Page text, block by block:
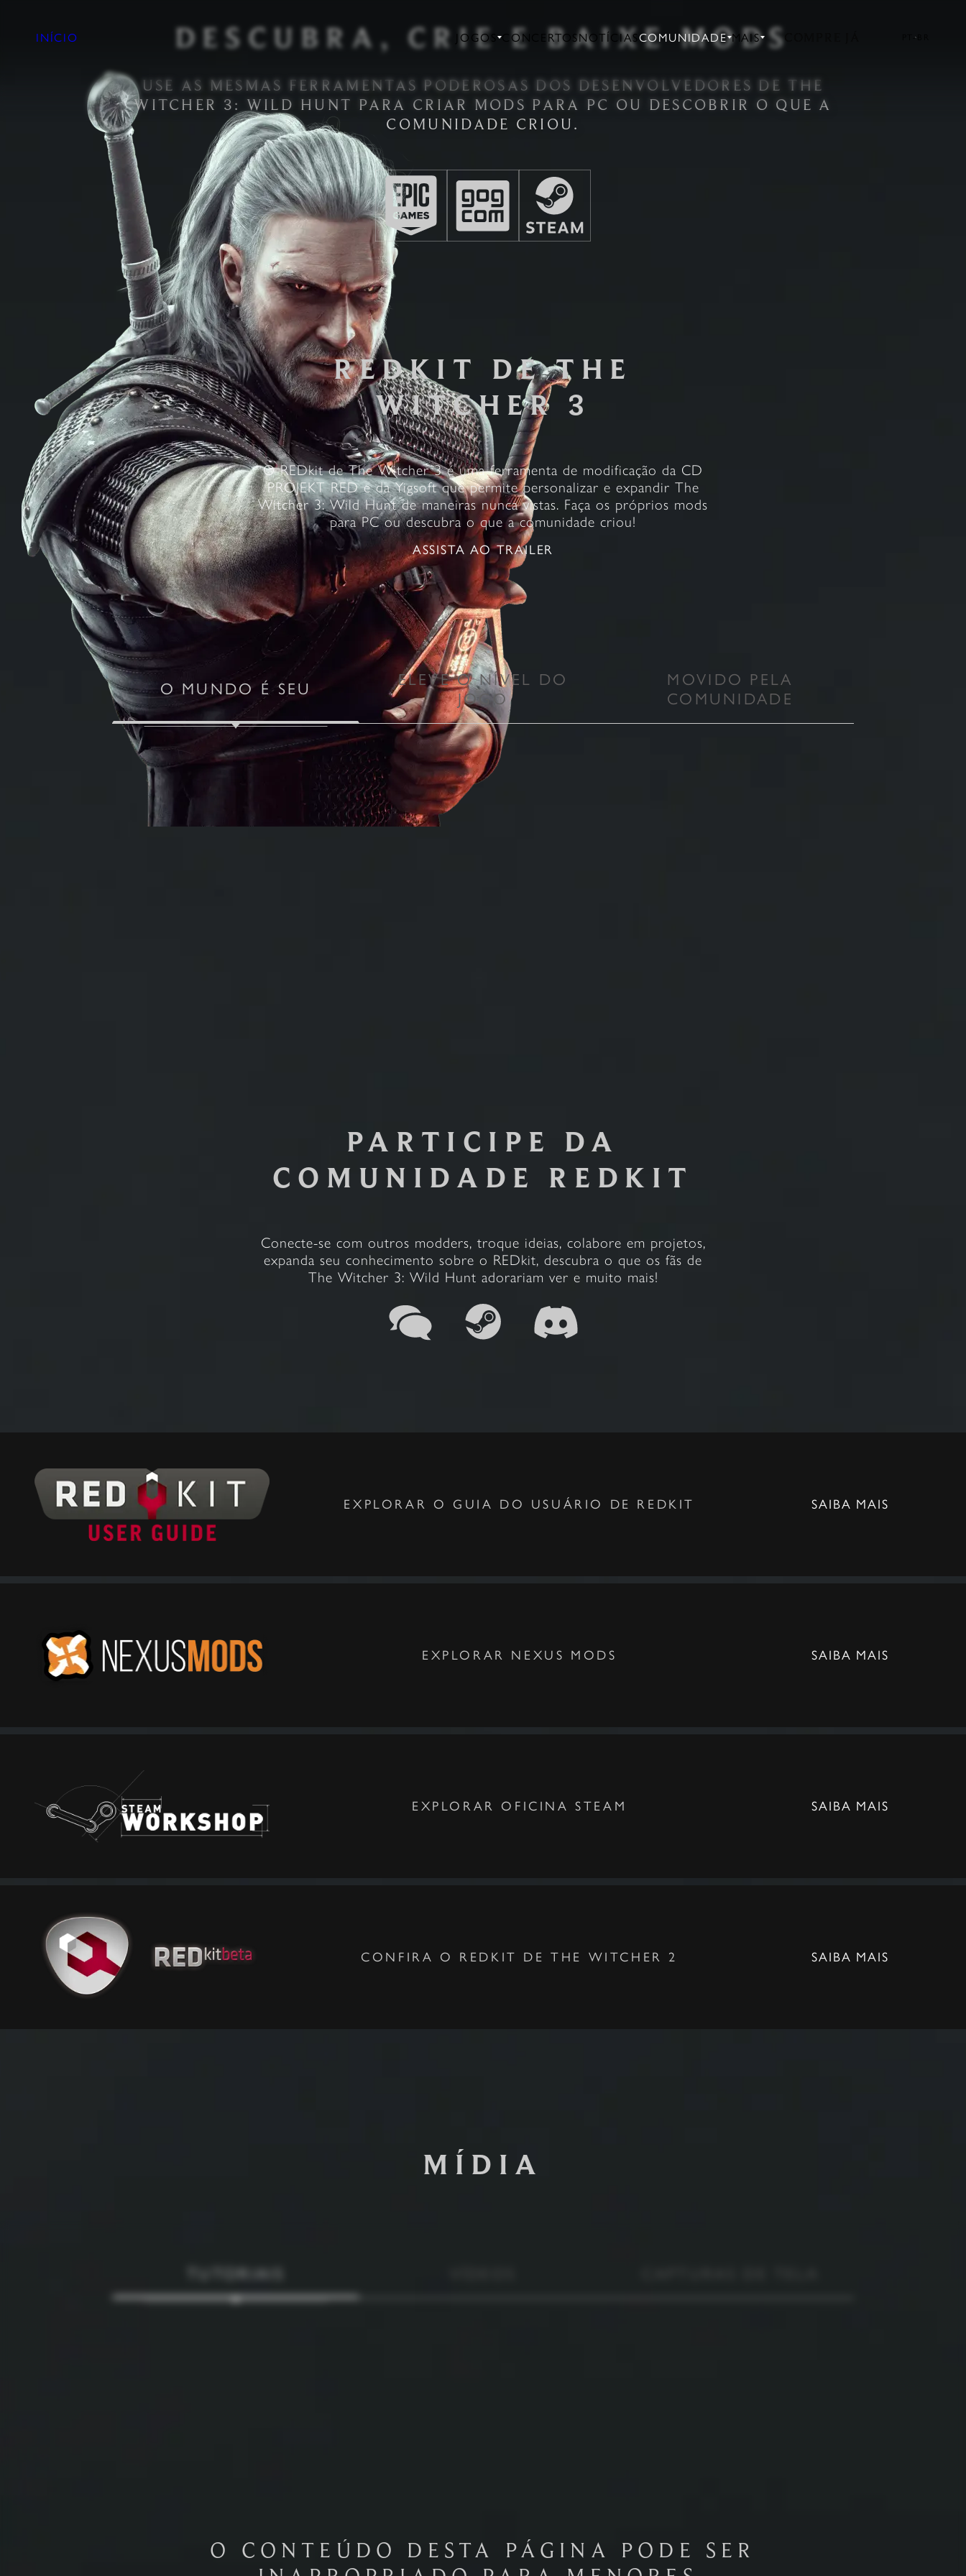
INÍCIO JOGOS CONCERTOSNOTÍCIASCOMUNIDADE MAIS PT-BR
DESCUBRA, CRIE E BAIXE MODS
USE AS MESMAS FERRAMENTAS PODEROSAS DOS DESENVOLVEDORES DE THE
WITCHER 3: WILD HUNT PARA CRIAR MODS PARA PC OU DESCOBRIR O QUE A
COMUNIDADE CRIOU.
REDKIT DE THE
WITCHER 3
O REDkit de The Witcher 3 é uma ferramenta de modificação da CD
PROJEKT RED e da Yigsoft que permite personalizar e expandir The
Witcher 3: Wild Hunt de maneiras nunca vistas. Faça os próprios mods
para PC ou descubra o que a comunidade criou!
ASSISTA AO TRAILER
O MUNDO É SEU
ELEVE O NÍVEL DO
JOGO
MOVIDO PELA
COMUNIDADE
PARTICIPE DA
COMUNIDADE REDKIT
Conecte-se com outros modders, troque ideias, colabore em projetos,
expanda seu conhecimento sobre o REDkit, descubra o que os fãs de
The Witcher 3: Wild Hunt adorariam ver e muito mais!
EXPLORAR O GUIA DO USUÁRIO DE REDKIT SAIBA MAIS
EXPLORAR NEXUS MODS SAIBA MAIS
EXPLORAR OFICINA STEAM SAIBA MAIS
CONFIRA O REDKIT DE THE WITCHER 2 SAIBA MAIS
MÍDIA
O CONTEÚDO DESTA PÁGINA PODE SER
TUTORIAIS